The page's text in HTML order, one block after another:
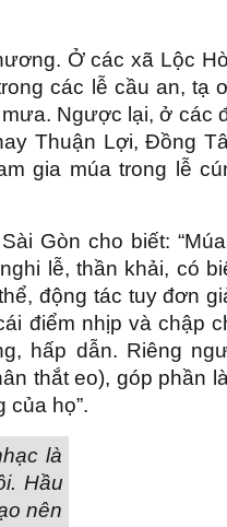
Ở các xã Lộc
các lễ cầu an, tạ
Ngược lại, ở các
Thuận Lợi, Đồng
gia múa trong lễ
Gòn cho biết:
lễ, thần khải, có
động tác tuy đơn
điểm nhịp và chập
hấp dẫn. Riêng
thắt eo), góp phần
của họ”.
là
Hầu
nên